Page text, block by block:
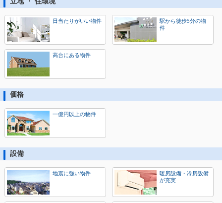
日当たりがいい物件
駅から徒歩5分の物
件
高台にある物件
価格
一億円以上の物件
設備
地震に強い物件
暖房設備・冷房設備
が充実